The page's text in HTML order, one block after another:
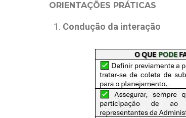
ORIENTAÇÕES PRÁTICAS
Condução da interação